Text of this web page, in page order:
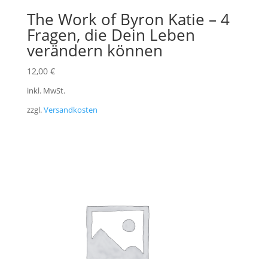
The Work of Byron Katie – 4
Fragen, die Dein Leben
verändern können
12,00 €
inkl. MwSt.
zzgl.Versandkosten